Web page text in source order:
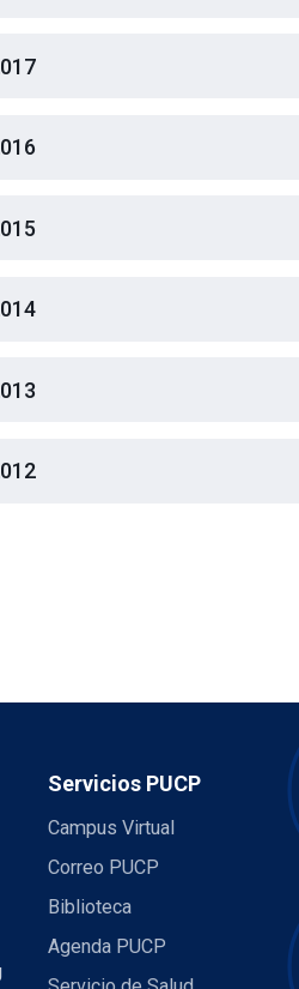
Servicios PUCP
Campus Virtual
Correo PUCP
Biblioteca
Agenda PUCP